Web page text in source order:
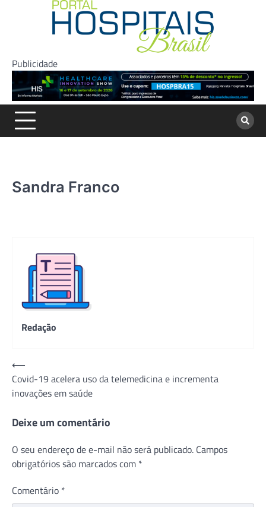
Publicidade
Sandra Franco
Redação
Navegação
de
Post
⟵
Covid-19 acelera uso da telemedicina e incrementa
inovações em saúde
Deixe um comentário
O seu endereço de e-mail não será publicado. Campos
obrigatórios são marcados com *
Comentário *